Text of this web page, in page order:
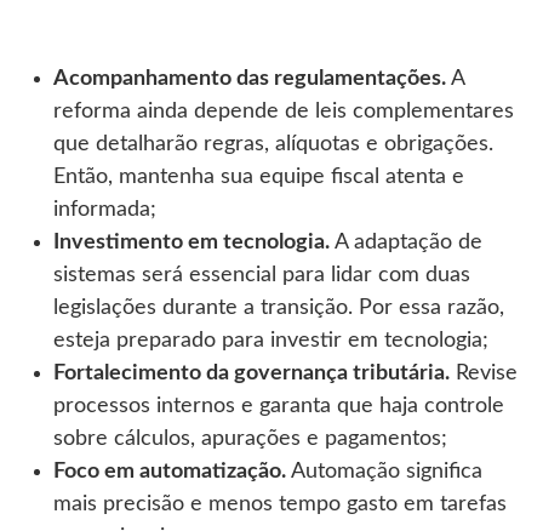
Acompanhamento das regulamentações. A
reforma ainda depende de leis complementares
que detalharão regras, alíquotas e obrigações.
Então, mantenha sua equipe fiscal atenta e
informada;
Investimento em tecnologia. A adaptação de
sistemas será essencial para lidar com duas
legislações durante a transição. Por essa razão,
esteja preparado para investir em tecnologia;
Fortalecimento da governança tributária. Revise
processos internos e garanta que haja controle
sobre cálculos, apurações e pagamentos;
Foco em automatização. Automação significa
mais precisão e menos tempo gasto em tarefas